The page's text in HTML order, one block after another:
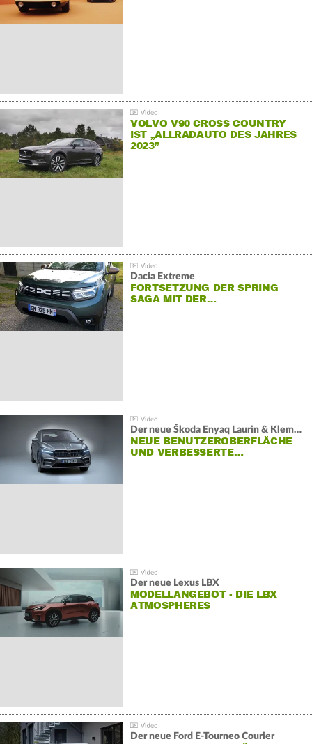
VOLVO V90 CROSS COUNTRY
IST „ALLRADAUTO DES JAHRES
2023”
Dacia Extreme
FORTSETZUNG DER SPRING
SAGA MIT DER…
Der neue Škoda Enyaq Laurin & Klement
NEUE BENUTZEROBERFLÄCHE
UND VERBESSERTE…
Der neue Lexus LBX
MODELLANGEBOT - DIE LBX
ATMOSPHERES
Der neue Ford E-Tourneo Courier